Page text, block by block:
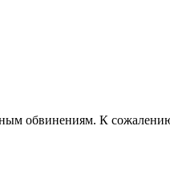
обвинениям. К